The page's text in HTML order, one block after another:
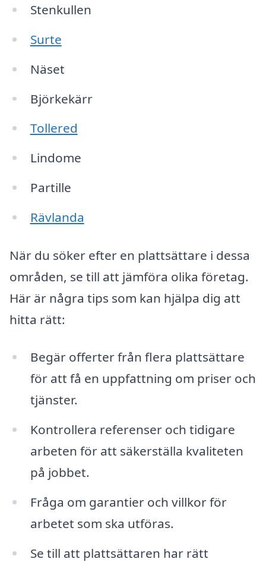
Stenkullen
Surte
Näset
Björkekärr
Tollered
Lindome
Partille
Rävlanda
När du söker efter en plattsättare i dessa
områden, se till att jämföra olika företag.
Här är några tips som kan hjälpa dig att
hitta rätt:
Begär offerter från flera plattsättare
för att få en uppfattning om priser och
tjänster.
Kontrollera referenser och tidigare
arbeten för att säkerställa kvaliteten
på jobbet.
Fråga om garantier och villkor för
arbetet som ska utföras.
Se till att plattsättaren har rätt